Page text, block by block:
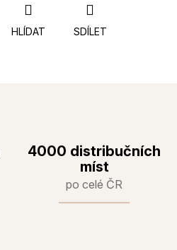
HLÍDAT SDÍLET
4000 distribučních
míst
po celé ČR